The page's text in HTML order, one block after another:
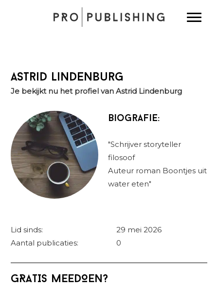
Astrid Lindenburg
Je bekijkt nu het profiel van Astrid Lindenburg
Biografie:
"Schrijver storyteller
filosoof
Auteur roman Boontjes uit
water eten"
Lid sinds:
29 mei 2026
Aantal publicaties:
0
Primaire
GRATIS MEEDOEN?